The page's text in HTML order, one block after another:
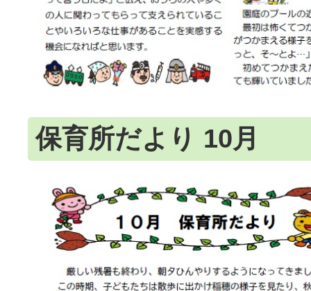
保育所だより 10月